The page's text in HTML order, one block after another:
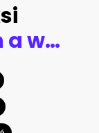
Flying spheres on a white background. 3d rendering. Illustration for advertising.